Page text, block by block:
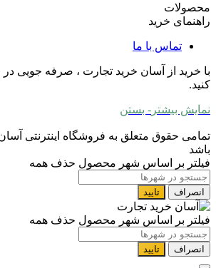
محصولات
راهنمای خرید
تماس با ما
با خرید از آسان خرید تجارت ، صرفه جویی
کنید.
نمایش بیشتر - بستن
تمامی حقوق متعلق به فروشگاه اینترنتی
باشد
فیلتر بر اساس شهر محصول حذف همه
انصراف تایید
فیلتر بر اساس شهر محصول حذف همه
انصراف تایید